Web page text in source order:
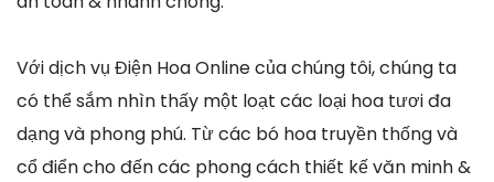
Với dịch vụ Điện Hoa Online của chúng tôi, chúng ta
có thể sắm nhìn thấy một loạt các loại hoa tươi đa
dạng và phong phú. Từ các bó hoa truyền thống và
cổ điển cho đến các phong cách thiết kế văn minh &